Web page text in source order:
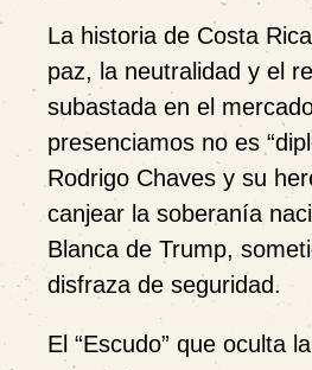
La historia de Costa
paz, la neutralidad y el
subastada en el
presenciamos no es
Rodrigo Chaves y su
canjear la soberanía
Blanca de Trump,
disfraza de seguridad.
El “Escudo” que oculta